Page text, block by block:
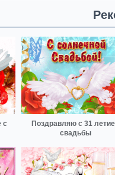
с
Поздравляю с 31
свадьбы